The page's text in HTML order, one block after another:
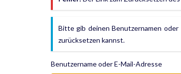
Bitte gib deinen Benutzernamen
zurücksetzen kannst.
Benutzername oder E-Mail-Adresse